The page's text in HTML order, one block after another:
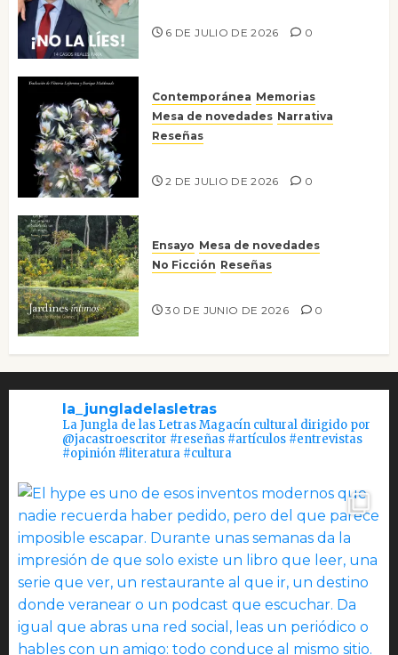
6 DE JULIO DE 2026 0
Contemporánea Memorias
Mesa de novedades Narrativa
Reseñas
2 DE JULIO DE 2026 0
Ensayo Mesa de novedades
No Ficción Reseñas
30 DE JUNIO DE 2026 0
la_jungladelasletras
La Jungla de las Letras Magacín cultural dirigido por
@jacastroescritor #reseñas #artículos #entrevistas
#opinión #literatura #cultura